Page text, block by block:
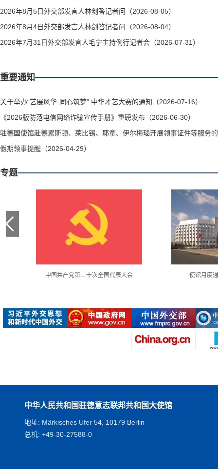
2026年8月5日外交部发言人林剑答记者问（2026-08-05）
2026年8月4日外交部发言人林剑答记者问（2026-08-04）
2026年7月31日外交部发言人毛宁主持例行记者会（2026-07-31）
重要通知
关于举办“艺展风华·同心筑梦” 中华才艺大赛的通知（2026-07-16）
《2026版防范电信网络诈骗宣传手册》重磅发布（2026-06-30）
驻德国使馆赴德累斯顿、莱比锡、耶拿、伊尔梅瑙开展领事证件等服务
假期领事提醒（2026-04-29）
专题
中国共产党第二十次全国代表大会 使馆月度
中华人民共和国驻德意志联邦共和国大使馆
地址: Märkisches Ufer 54, 10179 Berlin
总机: +49-30-27588-0